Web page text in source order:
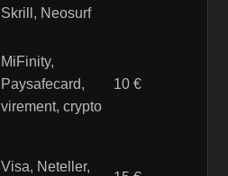
Skrill, Neosurf
MiFinity,
Paysafecard,
virement, crypto
10 €
Visa, Neteller,